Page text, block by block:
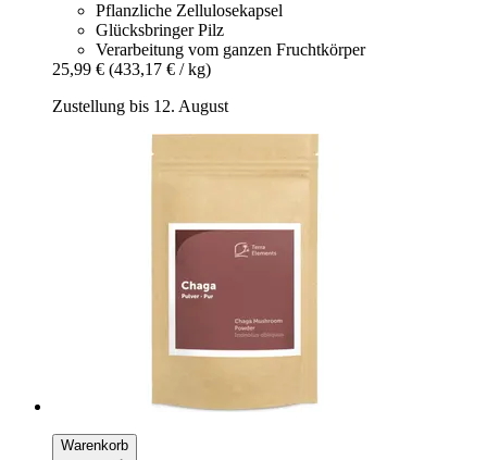
Pflanzliche Zellulosekapsel
Glücksbringer Pilz
Verarbeitung vom ganzen Fruchtkörper
25,99 € (433,17 € / kg)
Zustellung bis 12. August
Warenkorb